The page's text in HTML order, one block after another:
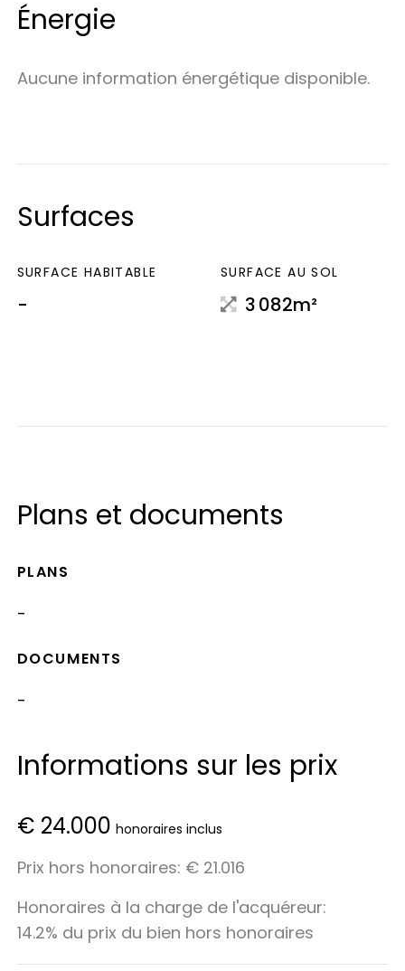
Énergie
Aucune information énergétique disponible.
Surfaces
SURFACE HABITABLE
-
SURFACE AU SOL
3 082m²
Plans et documents
PLANS
-
DOCUMENTS
-
Informations sur les prix
€ 24.000 honoraires inclus
Prix hors honoraires: € 21.016
Honoraires à la charge de l'acquéreur:
14.2% du prix du bien hors honoraires